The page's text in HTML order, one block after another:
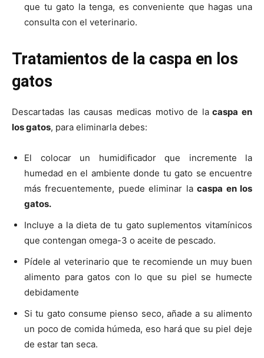
que tu gato la tenga, es conveniente que hagas una
consulta con el veterinario.
Tratamientos de la caspa en los
gatos
Descartadas las causas medicas motivo de lacaspa en
los gatos, para eliminarla debes:
El colocar un humidificador que incremente la
humedad en el ambiente donde tu gato se encuentre
más frecuentemente, puede eliminar lacaspa en los
gatos.
Incluye a la dieta de tu gato suplementos vitamínicos
que contengan omega-3 o aceite de pescado.
Pídele al veterinario que te recomiende un muy buen
alimento para gatos con lo que su piel se humecte
debidamente
Si tu gato consume pienso seco, añade a su alimento
un poco de comida húmeda, eso hará que su piel deje
de estar tan seca.